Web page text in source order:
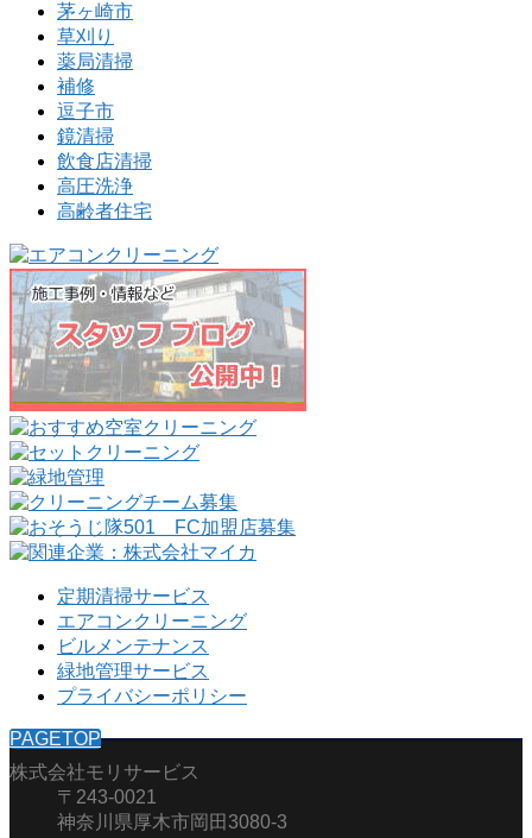
茅ヶ崎市
草刈り
薬局清掃
補修
逗子市
鏡清掃
飲食店清掃
高圧洗浄
高齢者住宅
定期清掃サービス
エアコンクリーニング
ビルメンテナンス
緑地管理サービス
プライバシーポリシー
PAGETOP
株式会社モリサービス
〒243-0021
神奈川県厚木市岡田3080-3